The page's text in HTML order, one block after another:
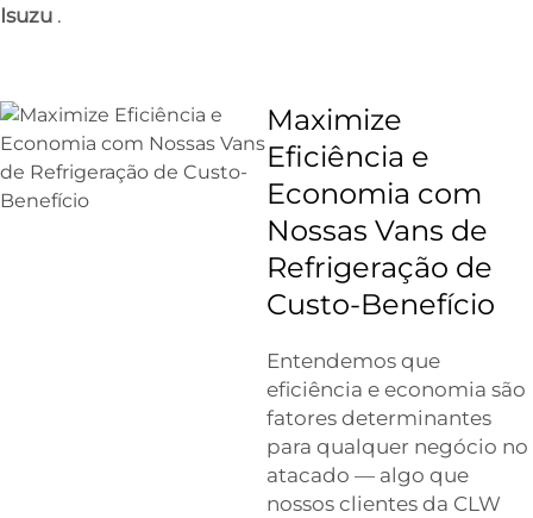
Isuzu .
Maximize
Eficiência e
Economia com
Nossas Vans de
Refrigeração de
Custo-Benefício
Entendemos que
eficiência e economia são
fatores determinantes
para qualquer negócio no
atacado — algo que
nossos clientes da CLW